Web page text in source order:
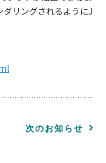
ダリングされるようにJ
次のお知らせ